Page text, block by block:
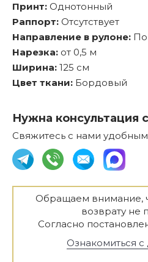
Принт: Однотонный
Раппорт: Отсутствует
Направление в рулоне:
Нарезка: от 0,5 м
Ширина: 125 см
Цвет ткани: Бордовый
Нужна консультация
Свяжитесь с нами
Обращаем внимание,
возврату не
Согласно
Ознакомиться